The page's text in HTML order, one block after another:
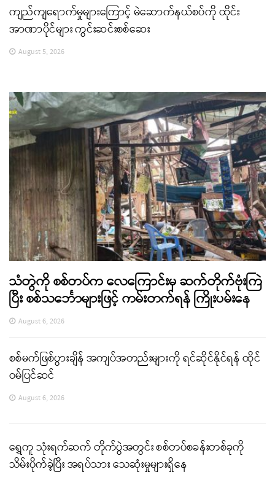
ကျည်ကျရောက်မှုများကြောင့် မဲဆောက်နယ်စပ်ကို ထိုင်း
အာဏာပိုင်များ ကွင်းဆင်းစစ်ဆေး
August 5, 2026
သံတွဲကို စစ်တပ်က လေကြောင်းမှ ဆက်တိုက်ဗုံးကြဲ
ပြီး စစ်သင်္ဘောများဖြင့် ကမ်းတက်ရန် ကြိုးပမ်းနေ
August 6, 2026
စစ်မက်ဖြစ်ပွားချိန် အကျပ်အတည်းများကို ရင်ဆိုင်နိုင်ရန် ထိုင်
ဝမ်ပြင်ဆင်
August 6, 2026
ရွှေကူ သုံးရက်ဆက် တိုက်ပွဲအတွင်း စစ်တပ်စခန်းတစ်ခုကို
သိမ်းပိုက်ခဲ့ပြီး အရပ်သား သေဆုံးမှုများရှိနေ